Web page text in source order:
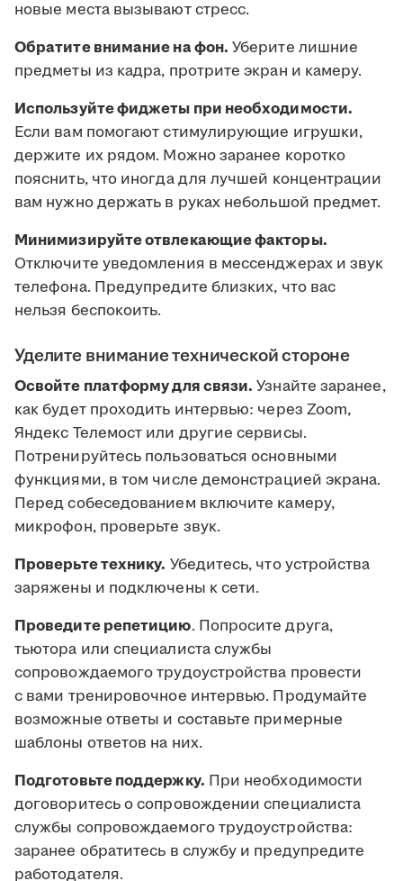
новые места вызывают стресс.
Обратите внимание на фон. Уберите лишние
предметы из кадра, протрите экран и камеру.
Используйте фиджеты при необходимости.
Если вам помогают стимулирующие игрушки,
держите их рядом. Можно заранее коротко
пояснить, что иногда для лучшей концентрации
вам нужно держать в руках небольшой предмет.
Минимизируйте отвлекающие факторы.
Отключите уведомления в мессенджерах и звук
телефона. Предупредите близких, что вас
нельзя беспокоить.
Уделите внимание технической стороне
Освойте платформу для связи. Узнайте заранее,
как будет проходить интервью: через Zoom,
Яндекс Телемост или другие сервисы.
Потренируйтесь пользоваться основными
функциями, в том числе демонстрацией экрана.
Перед собеседованием включите камеру,
микрофон, проверьте звук.
Проверьте технику. Убедитесь, что устройства
заряжены и подключены к сети.
Проведите репетицию. Попросите друга,
тьютора или специалиста службы
сопровождаемого трудоустройства провести
с вами тренировочное интервью. Продумайте
возможные ответы и составьте примерные
шаблоны ответов на них.
Подготовьте поддержку. При необходимости
договоритесь о сопровождении специалиста
службы сопровождаемого трудоустройства:
заранее обратитесь в службу и предупредите
работодателя.